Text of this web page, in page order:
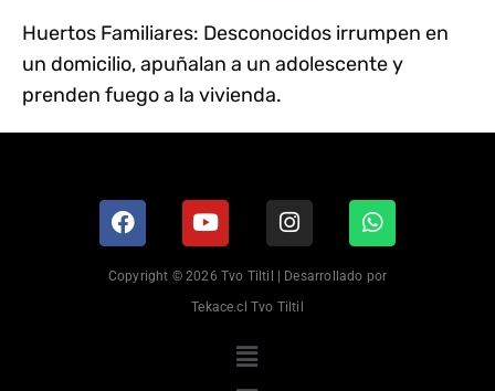
Huertos Familiares: Desconocidos irrumpen en
un domicilio, apuñalan a un adolescente y
prenden fuego a la vivienda.
Copyright © 2026 Tvo Tiltil | Desarrollado por
Tekace.cl Tvo Tiltil